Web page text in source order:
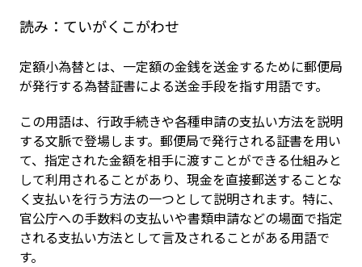
読み： ていがくこがわせ
定額小為替とは、一定額の金銭を送金するために郵便局
が発行する為替証書による送金手段を指す用語です。
この用語は、行政手続きや各種申請の支払い方法を説明
する文脈で登場します。郵便局で発行される証書を用い
て、指定された金額を相手に渡すことができる仕組みと
して利用されることがあり、現金を直接郵送することな
く支払いを行う方法の一つとして説明されます。特に、
官公庁への手数料の支払いや書類申請などの場面で指定
される支払い方法として言及されることがある用語で
す。